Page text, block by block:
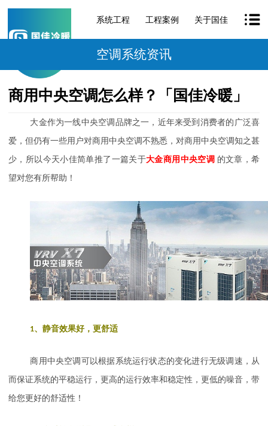
系统工程 工程案例 关于国佳
空调系统资讯
商用中央空调怎么样？「国佳冷暖」
大金作为一线中央空调品牌之一，近年来受到消费者的广泛喜
爱，但仍有一些用户对商用中央空调不熟悉，对商用中央空调知之甚
少，所以今天小佳简单推了一篇关于大金商用中央空调 的文章，希
望对您有所帮助！
1、静音效果好，更舒适
商用中央空调可以根据系统运行状态的变化进行无级调速，从
而保证系统的平稳运行，更高的运行效率和稳定性，更低的噪音，带
给您更好的舒适性！